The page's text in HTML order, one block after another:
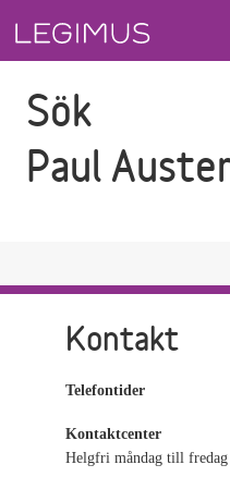
Sök
Paul Auster
Kontakt
Telefontider
Kontaktcenter
Helgfri måndag till fredag